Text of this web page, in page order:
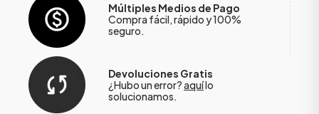
Múltiples Medios de Pago
Compra fácil, rápido y 100%
seguro.
Devoluciones Gratis
¿Hubo un error?aquílo
solucionamos.